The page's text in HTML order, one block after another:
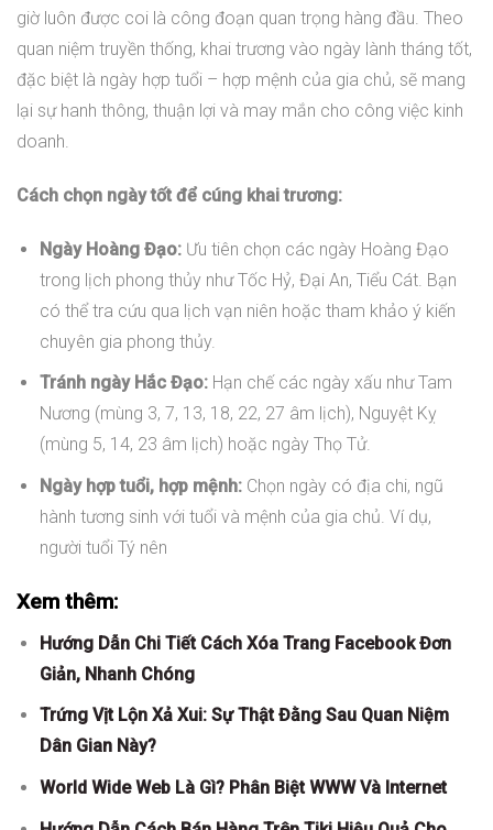
giờ luôn được coi là công đoạn quan trọng hàng đầu. Theo
quan niệm truyền thống, khai trương vào ngày lành tháng tốt,
đặc biệt là ngày hợp tuổi – hợp mệnh của gia chủ, sẽ mang
lại sự hanh thông, thuận lợi và may mắn cho công việc kinh
doanh.
Cách chọn ngày tốt để cúng khai trương:
Ngày Hoàng Đạo:Ưu tiên chọn các ngày Hoàng Đạo
trong lịch phong thủy như Tốc Hỷ, Đại An, Tiểu Cát. Bạn
có thể tra cứu qua lịch vạn niên hoặc tham khảo ý kiến
chuyên gia phong thủy.
Tránh ngày Hắc Đạo:Hạn chế các ngày xấu như Tam
Nương (mùng 3, 7, 13, 18, 22, 27 âm lịch), Nguyệt Kỵ
(mùng 5, 14, 23 âm lịch) hoặc ngày Thọ Tử.
Ngày hợp tuổi, hợp mệnh:Chọn ngày có địa chi, ngũ
hành tương sinh với tuổi và mệnh của gia chủ. Ví dụ,
người tuổi Tý nên
Xem thêm:
Hướng Dẫn Chi Tiết Cách Xóa Trang Facebook Đơn
Giản, Nhanh Chóng
Trứng Vịt Lộn Xả Xui: Sự Thật Đằng Sau Quan Niệm
Dân Gian Này?
World Wide Web Là Gì? Phân Biệt WWW Và Internet